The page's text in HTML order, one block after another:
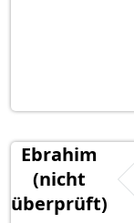
Ebrahim
(nicht
überprüft)